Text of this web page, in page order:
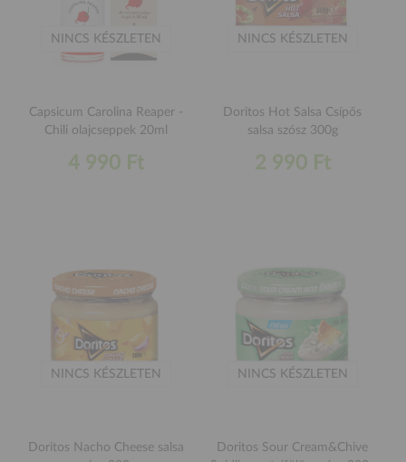
NINCS KÉSZLETEN
Capsicum Carolina Reaper -
Chili olajcseppek 20ml
4 990 Ft
NINCS KÉSZLETEN
Doritos Hot Salsa Csípős
salsa szósz 300g
2 990 Ft
NINCS KÉSZLETEN
Doritos Nacho Cheese salsa
NINCS KÉSZLETEN
Doritos Sour Cream&Chive